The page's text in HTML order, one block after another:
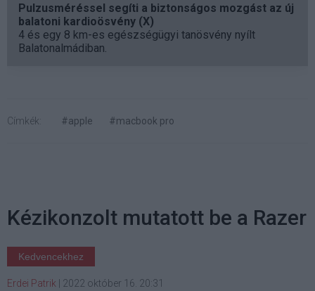
Pulzusméréssel segíti a biztonságos mozgást az új
balatoni kardioösvény (X)
4 és egy 8 km-es egészségügyi tanösvény nyílt
Balatonalmádiban.
Címkék: #apple #macbook pro
Kézikonzolt mutatott be a Razer
Kedvencekhez
Erdei Patrik 2022 október 16. 20:31